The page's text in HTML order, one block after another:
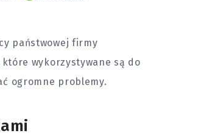
państwowej firmy
wykorzystywane są do
ogromne problemy.